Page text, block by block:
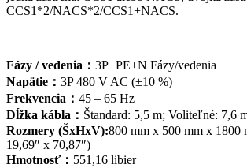
CCS1*2/NACS*2/CCS1+NACS.
Fázy / vedenia： 3P+PE+N Fázy/vedenia
Napätie： 3P 480 V AC (±10 %)
Frekvencia： 45 – 65 Hz
Dĺžka kábla： Štandard: 5,5 m; Voliteľné: 7,6
Rozmery (ŠxHxV):800 mm x 500 mm x 1800
19,69″ x 70,87″)
Hmotnosť： 551,16 libier